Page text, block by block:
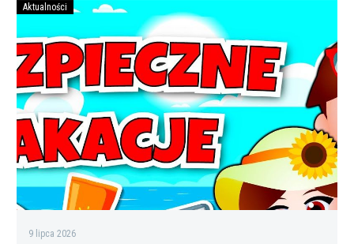
Bezpiecznych
wakacji
Aktualności
9 lipca 2026